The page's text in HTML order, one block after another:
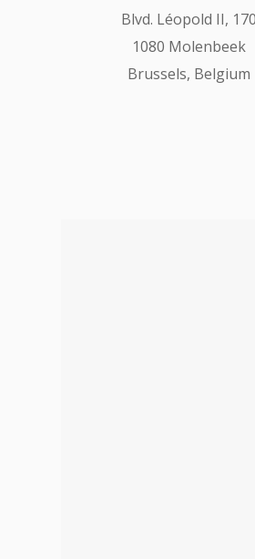
Blvd. Léopold II, 170
1080 Molenbeek
Brussels, Belgium